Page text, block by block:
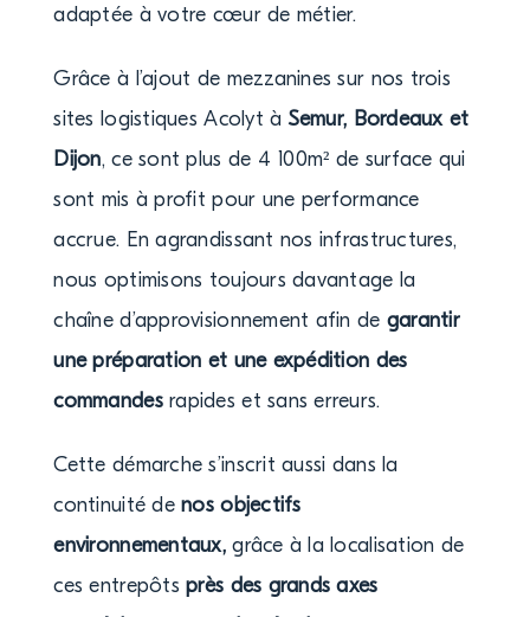
adaptée à votre cœur de métier.
Grâce à l’ajout de mezzanines sur nos trois
sites logistiques Acolyt à Semur, Bordeaux et
Dijon, ce sont plus de 4 100m² de surface qui
sont mis à profit pour une performance
accrue. En agrandissant nos infrastructures,
nous optimisons toujours davantage la
chaîne d’approvisionnement afin de garantir
une préparation et une expédition des
commandesrapides et sans erreurs.
Cette démarche s’inscrit aussi dans la
continuité denos objectifs
environnementaux,grâce à la localisation de
ces entrepôtsprès des grands axes